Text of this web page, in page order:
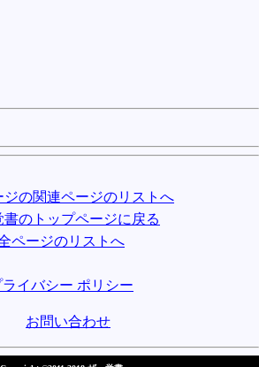
ジの関連ページのリストへ
書のトップページに戻る
ページのリストへ
ライバシー ポリシー
お問い合わせ